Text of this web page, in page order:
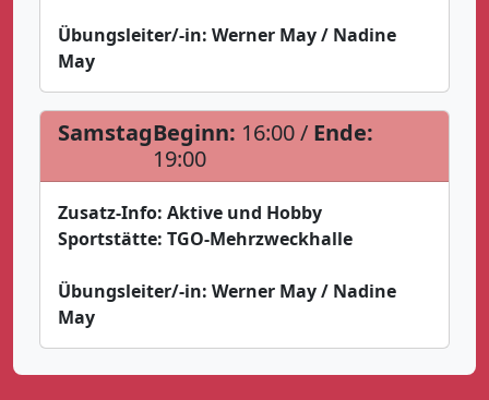
Übungsleiter/-in: Werner May / Nadine
May
SamstagBeginn: 16:00 / Ende:
19:00
Zusatz-Info: Aktive und Hobby
Sportstätte: TGO-Mehrzweckhalle
Übungsleiter/-in: Werner May / Nadine
May